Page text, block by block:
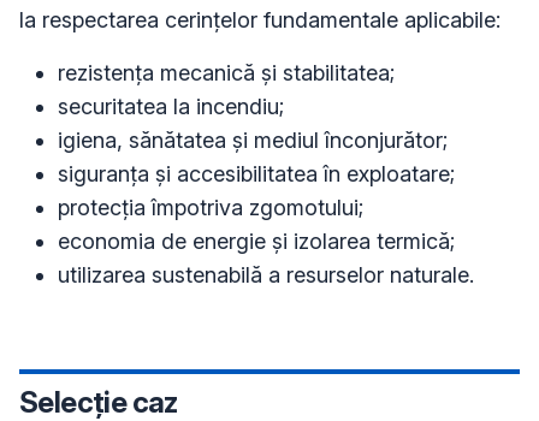
la respectarea cerințelor fundamentale aplicabile:
rezistența mecanică și stabilitatea;
securitatea la incendiu;
igiena, sănătatea și mediul înconjurător;
siguranța și accesibilitatea în exploatare;
protecția împotriva zgomotului;
economia de energie și izolarea termică;
utilizarea sustenabilă a resurselor naturale.
Selecție caz